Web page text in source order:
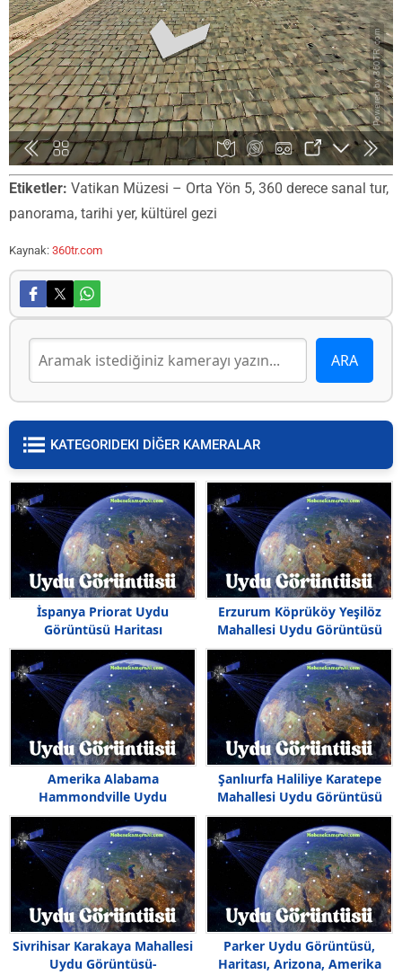
Etiketler: Vatikan Müzesi – Orta Yön 5, 360 derece sanal tur,
panorama, tarihi yer, kültürel gezi
Kaynak: 360tr.com
KATEGORIDEKI DİĞER KAMERALAR
İspanya Priorat Uydu
Görüntüsü Haritası
Erzurum Köprüköy Yeşilöz
Mahallesi Uydu Görüntüsü
Haritası
Amerika Alabama
Hammondville Uydu
Görüntüsü Haritası
Şanlıurfa Haliliye Karatepe
Mahallesi Uydu Görüntüsü
Haritası
Sivrihisar Karakaya Mahallesi
Uydu Görüntüsü-
Parker Uydu Görüntüsü,
Haritası, Arizona, Amerika